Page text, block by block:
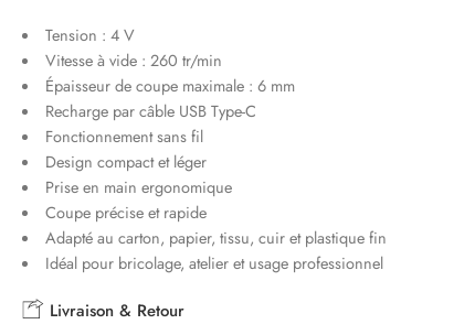
Tension : 4 V
Vitesse à vide : 260 tr/min
Épaisseur de coupe maximale : 6 mm
Recharge par câble USB Type-C
Fonctionnement sans fil
Design compact et léger
Prise en main ergonomique
Coupe précise et rapide
Adapté au carton, papier, tissu, cuir et plastique fin
Idéal pour bricolage, atelier et usage professionnel
Livraison & Retour